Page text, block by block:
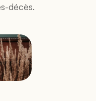
décès.